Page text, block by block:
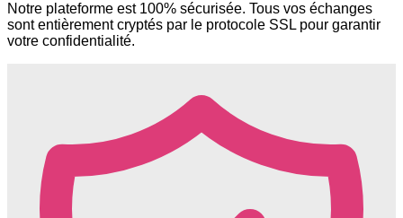
Notre plateforme est 100% sécurisée. Tous vos échanges
sont entièrement cryptés par le protocole SSL pour garantir
votre confidentialité.